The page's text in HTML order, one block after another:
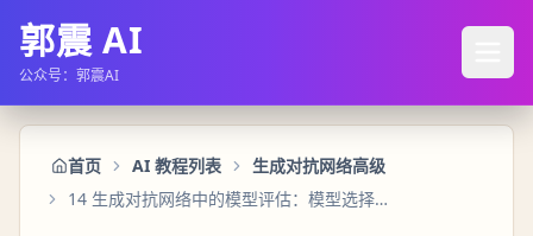
郭震 AI
公众号：郭震AI
首页 AI 教程列表
生成对抗网络高级
14 生成对抗网络中的模型评估：模型选择与调优